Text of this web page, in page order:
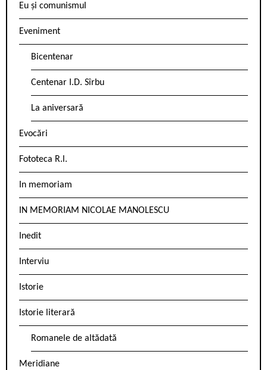
Eu și comunismul
Eveniment
Bicentenar
Centenar I.D. Sîrbu
La aniversară
Evocări
Fototeca R.l.
In memoriam
IN MEMORIAM NICOLAE MANOLESCU
Inedit
Interviu
Istorie
Istorie literară
Romanele de altădată
Meridiane